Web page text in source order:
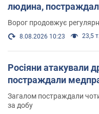
людина,
Ворог продовжує
8.08.2026 10:23 23,5 т.
Росіяни атакували
постраждали
Загалом постраждали
за добу